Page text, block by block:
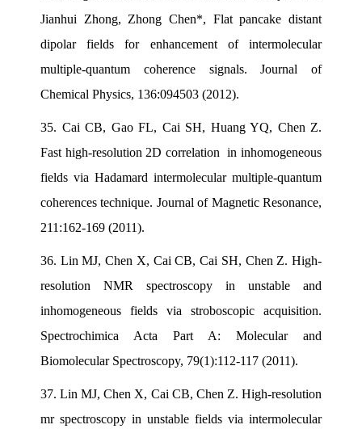
Jianhui Zhong, Zhong Chen*, Flat pancake distant
dipolar fields for enhancement of intermolecular
multiple-quantum coherence signals. Journal of
Chemical Physics, 136:094503 (2012).
35. Cai CB, Gao FL, Cai SH, Huang YQ, Chen Z.
Fast high-resolution 2D correlation in inhomogeneous
fields via Hadamard intermolecular multiple-quantum
coherences technique. Journal of Magnetic Resonance,
211:162-169 (2011).
36. Lin MJ, Chen X, Cai CB, Cai SH, Chen Z. High-
resolution NMR spectroscopy in unstable and
inhomogeneous fields via stroboscopic acquisition.
Spectrochimica Acta Part A: Molecular and
Biomolecular Spectroscopy, 79(1):112-117 (2011).
37.Lin MJ, Chen X, Cai CB, Chen Z. High-resolution
mr spectroscopy in unstable fields via intermolecular